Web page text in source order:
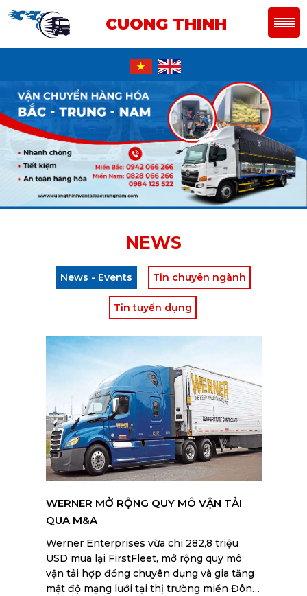
CUONG THINH
NEWS
News - Events Tin chuyên ngành
Tin tuyển dụng
WERNER MỞ RỘNG QUY MÔ VẬN TẢI
QUA M&A
Werner Enterprises vừa chi 282,8 triệu
USD mua lại FirstFleet, mở rộng quy mô
vận tải hợp đồng chuyên dụng và gia tăng
mật độ mạng lưới tại thị trường miền Đông